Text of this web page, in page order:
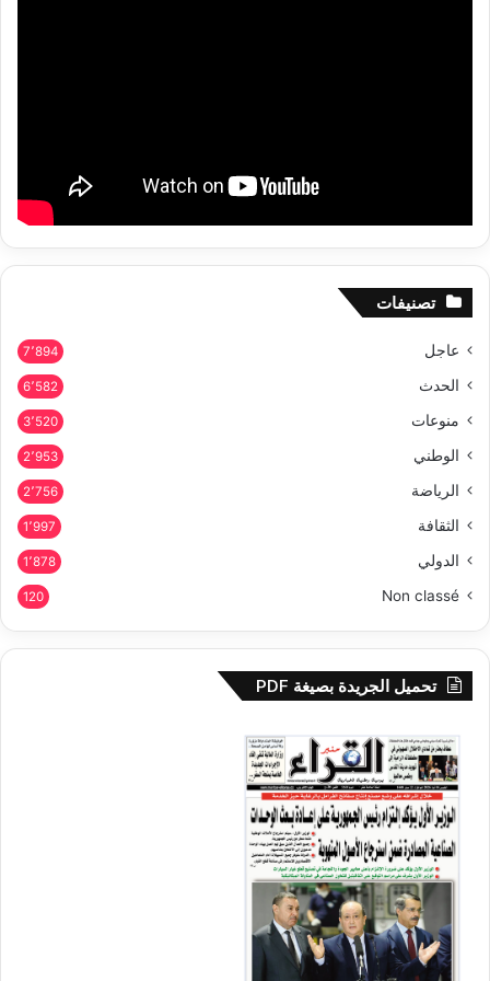
تصنيفات
عاجل 7٬894
الحدث 6٬582
منوعات 3٬520
الوطني 2٬953
الرياضة 2٬756
الثقافة 1٬997
الدولي 1٬878
Non classé
120
تحميل الجريدة بصيغة PDF